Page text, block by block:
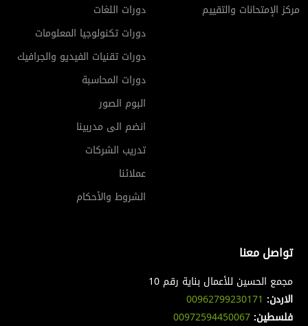
دورات اللغات
دورات تكنولوجيا المعلومات
دورات تقنيات الفيديو والجرافيك
دورات المحاسبة
البوم الصور
انضم الى مدربينا
تدريب الشركات
عملائنا
الشروط والأحكام
مركز الإمتحانات والتقييم
تواصل معنا
مجمع الحسين للأعمال بناية رقم 10
الاردن: 00962799230171
فلسطين:00972594450067